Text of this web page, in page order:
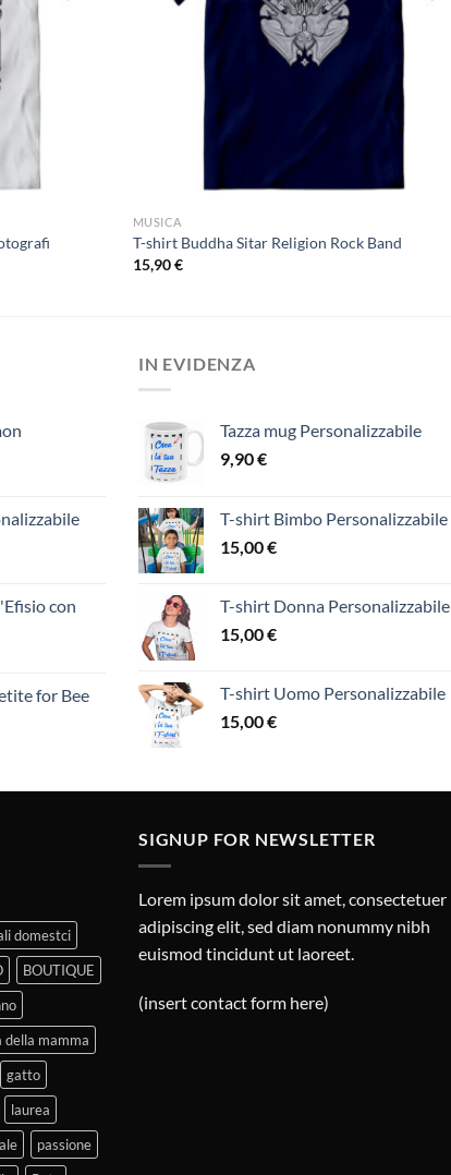
MUSICA
T-shirt Buddha Sitar Religion Rock Band
15,90€
con
for Bee
IN EVIDENZA
Tazza mug Personalizzabile
9,90€
T-shirt Bimbo Personalizzabile
15,00€
T-shirt Donna Personalizzabile
15,00€
T-shirt Uomo Personalizzabile
15,00€
domestci
BOUTIQUE
della mamma
gatto
laurea
passione
SIGNUP FOR NEWSLETTER
Lorem ipsum dolor sit amet, consectetuer
adipiscing elit, sed diam nonummy nibh
euismod tincidunt ut laoreet.
(insert contact form here)